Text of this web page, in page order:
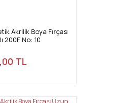
Akrilik Boya Fırçası
200F No: 10
TL